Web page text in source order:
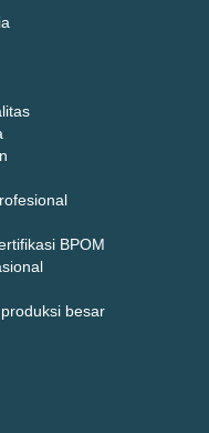
BPOM
besar